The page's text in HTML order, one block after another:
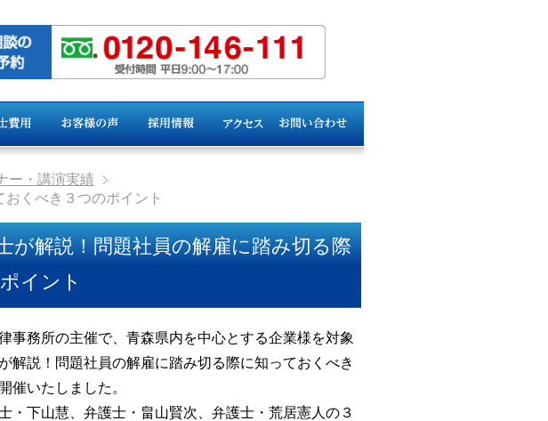
ー・講演実績
くべき３つのポイント
が解説！問題社員の解雇に踏み切る際
イント
事務所の主催で、青森県内を中心とする企業様を対象
解説！問題社員の解雇に踏み切る際に知っておくべき
催いたしました。
・下山慧、弁護士・畠山賢次、弁護士・荒居憲人の３